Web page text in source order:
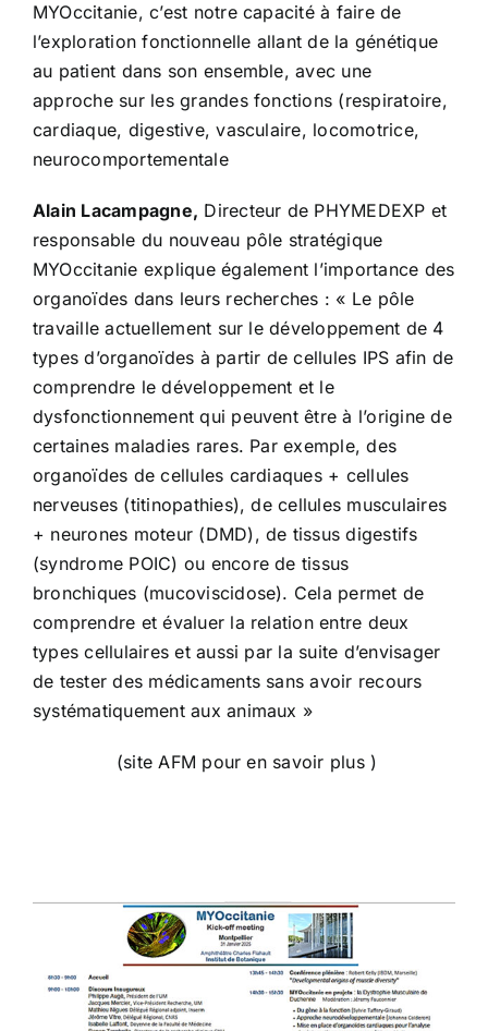
MYOccitanie, c’est notre capacité à faire de
l’exploration fonctionnelle allant de la génétique
au patient dans son ensemble, avec une
approche sur les grandes fonctions (respiratoire,
cardiaque, digestive, vasculaire, locomotrice,
neurocomportementale
Alain Lacampagne, Directeur de PHYMEDEXP et
responsable du nouveau pôle stratégique
MYOccitanie explique également l’importance des
organoïdes dans leurs recherches : « Le pôle
travaille actuellement sur le développement de 4
types d’organoïdes à partir de cellules IPS afin de
comprendre le développement et le
dysfonctionnement qui peuvent être à l’origine de
certaines maladies rares. Par exemple, des
organoïdes de cellules cardiaques + cellules
nerveuses (titinopathies), de cellules musculaires
+ neurones moteur (DMD), de tissus digestifs
(syndrome POIC) ou encore de tissus
bronchiques (mucoviscidose). Cela permet de
comprendre et évaluer la relation entre deux
types cellulaires et aussi par la suite d’envisager
de tester des médicaments sans avoir recours
systématiquement aux animaux »
(site AFM pour en savoir plus)